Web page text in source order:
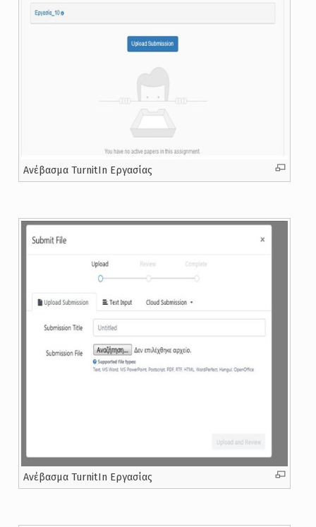
Ανέβασμα TurnitIn Εργασίας
Ανέβασμα TurnitIn Εργασίας